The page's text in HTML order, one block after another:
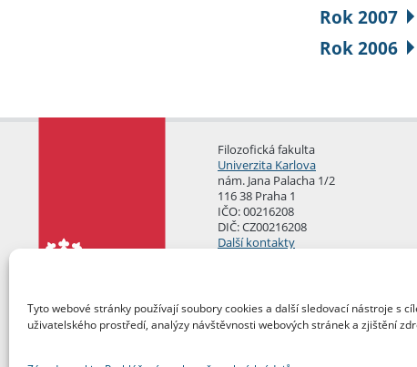
Tyto webové stránky používají soubory cookies a další sledovací nástroje s
uživatelského prostředí, analýzy návštěvnosti webových stránek a zjištění
Rok 2007
Rok 2006
Filozofická fakulta
Univerzita Karlova
nám. Jana Palacha 1/2
116 38 Praha 1
IČO: 00216208
DIČ: CZ00216208
Další kontakty